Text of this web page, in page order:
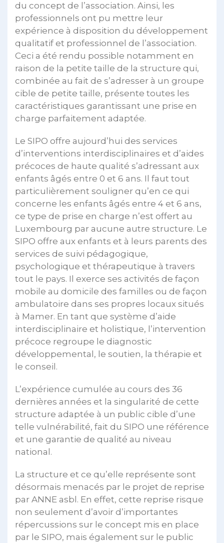
du concept de l’association. Ainsi, les
professionnels ont pu mettre leur
expérience à disposition du développement
qualitatif et professionnel de l’association.
Ceci a été rendu possible notamment en
raison de la petite taille de la structure qui,
combinée au fait de s’adresser à un groupe
cible de petite taille, présente toutes les
caractéristiques garantissant une prise en
charge parfaitement adaptée.
Le SIPO offre aujourd’hui des services
d’interventions interdisciplinaires et d’aides
précoces de haute qualité s’adressant aux
enfants âgés entre 0 et 6 ans. Il faut tout
particulièrement souligner qu’en ce qui
concerne les enfants âgés entre 4 et 6 ans,
ce type de prise en charge n’est offert au
Luxembourg par aucune autre structure. Le
SIPO offre aux enfants et à leurs parents des
services de suivi pédagogique,
psychologique et thérapeutique à travers
tout le pays. Il exerce ses activités de façon
mobile au domicile des familles ou de façon
ambulatoire dans ses propres locaux situés
à Mamer. En tant que système d’aide
interdisciplinaire et holistique, l’intervention
précoce regroupe le diagnostic
développemental, le soutien, la thérapie et
le conseil.
L’expérience cumulée au cours des 36
dernières années et la singularité de cette
structure adaptée à un public cible d’une
telle vulnérabilité, fait du SIPO une référence
et une garantie de qualité au niveau
national.
La structure et ce qu’elle représente sont
désormais menacés par le projet de reprise
par ANNE asbl. En effet, cette reprise risque
non seulement d’avoir d’importantes
répercussions sur le concept mis en place
par le SIPO, mais également sur le public